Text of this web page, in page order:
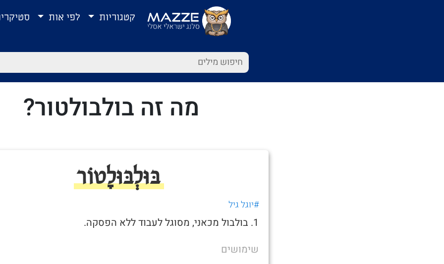
קטגוריות לפי אות
מה זה בולבולטור?
בּוּלְבּוּלָטוֹר
#יוגל גיל
1. בולבול מכאני, מסוגל לעבוד ללא הפסקה.
שימושים